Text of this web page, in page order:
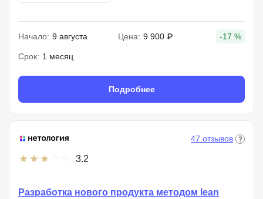
Начало: 9 августа Цена: 9 900 ₽ -17 %
Срок: 1 месяц
Подробнее
3.2
47 отзывов
Разработка нового продукта методом lean